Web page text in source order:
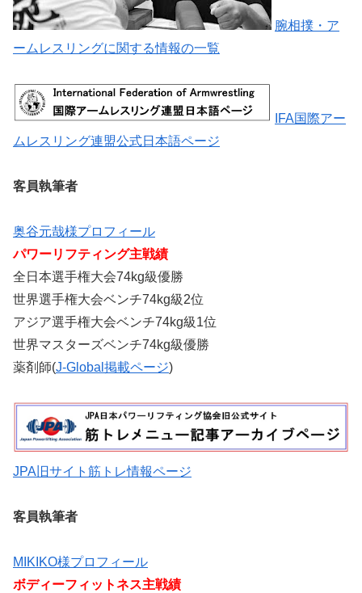
腕相撲・ア
ームレスリングに関する情報の一覧
IFA国際アー
ムレスリング連盟公式日本語ページ
客員執筆者
奥谷元哉様プロフィール
パワーリフティング主戦績
全日本選手権大会74kg級優勝
世界選手権大会ベンチ74kg級2位
アジア選手権大会ベンチ74kg級1位
世界マスターズベンチ74kg級優勝
薬剤師(J-Global掲載ページ)
JPA旧サイト筋トレ情報ページ
客員執筆者
MIKIKO様プロフィール
ボディーフィットネス主戦績